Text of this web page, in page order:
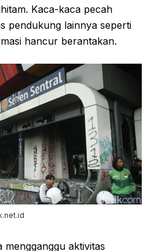
Kaca-kaca pecah
pendukung lainnya seperti
hancur berantakan.
mengganggu aktivitas